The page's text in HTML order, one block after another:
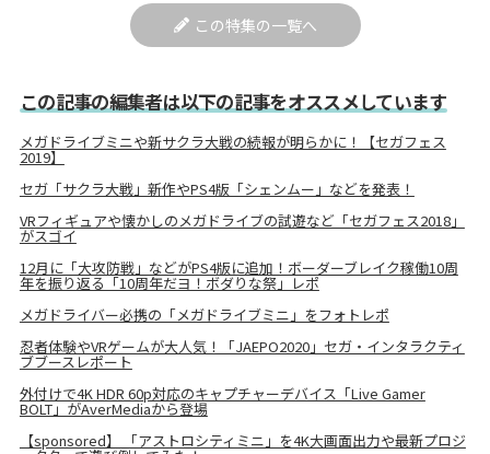
この特集の一覧へ
この記事の編集者は以下の記事をオススメしています
メガドライブミニや新サクラ大戦の続報が明らかに！【セガフェス
2019】
セガ「サクラ大戦」新作やPS4版「シェンムー」などを発表！
VRフィギュアや懐かしのメガドライブの試遊など「セガフェス2018」
がスゴイ
12月に「大攻防戦」などがPS4版に追加！ボーダーブレイク稼働10周
年を振り返る「10周年だヨ！ボダりな祭」レポ
メガドライバー必携の「メガドライブミニ」をフォトレポ
忍者体験やVRゲームが大人気！「JAEPO2020」セガ・インタラクティ
ブブースレポート
外付けで4K HDR 60p対応のキャプチャーデバイス「Live Gamer
BOLT」がAverMediaから登場
【sponsored】 「アストロシティミニ」を4K大画面出力や最新プロジ